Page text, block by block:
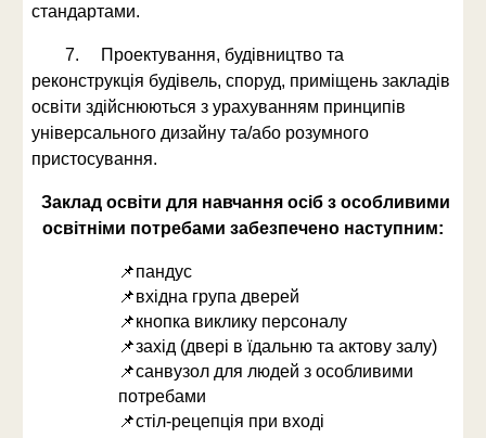
стандартами.
7. Проектування, будівництво та
реконструкція будівель, споруд, приміщень закладів
освіти здійснюються з урахуванням принципів
універсального дизайну та/або розумного
пристосування.
Заклад освіти для навчання осіб з особливими
освітніми потребами забезпечено наступним:
📌пандус
📌вхідна група дверей
📌кнопка виклику персоналу
📌захід (двері в їдальню та актову залу)
📌санвузол для людей з особливими
потребами
📌стіл-рецепція при вході